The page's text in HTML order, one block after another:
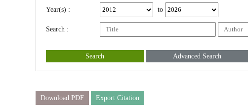
Year(s) : to
Search :
Search Advanced Search
Download PDF Export Citation